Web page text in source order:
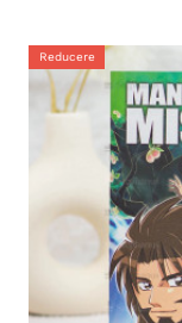
Reducere